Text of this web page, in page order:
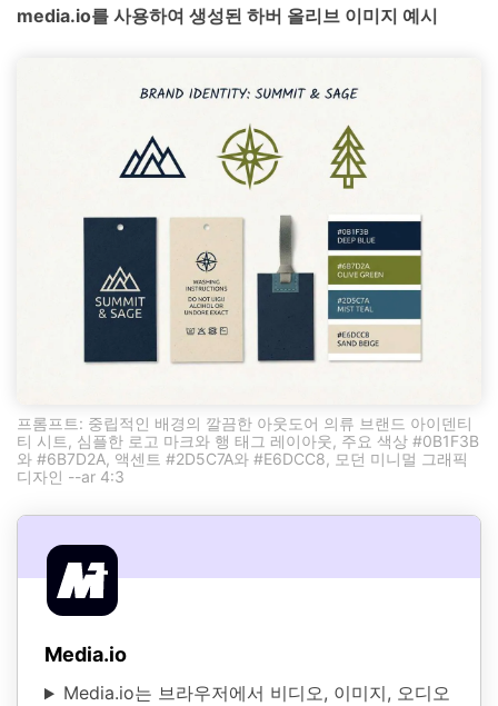
media.io를 사용하여 생성된 하버 올리브 이미지 예시
프롬프트: 중립적인 배경의 깔끔한 아웃도어 의류 브랜드 아이덴티
티 시트, 심플한 로고 마크와 행 태그 레이아웃, 주요 색상 #0B1F3B
와 #6B7D2A, 액센트 #2D5C7A와 #E6DCC8, 모던 미니멀 그래픽
디자인 --ar 4:3
Media.io
Media.io는 브라우저에서 비디오, 이미지, 오디오